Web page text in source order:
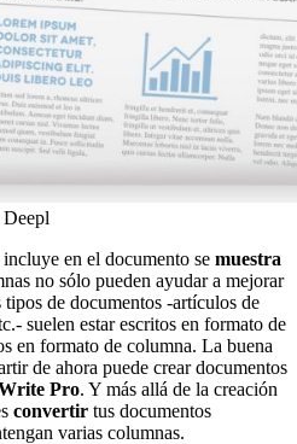
Deepl
en el documento se muestra
no sólo pueden ayudar a mejorar
de documentos -artículos de
suelen estar escritos en formato de
en formato de columna. La buena
de ahora puede crear documentos
Pro. Y más allá de la creación
convertir tus documentos
varias columnas.